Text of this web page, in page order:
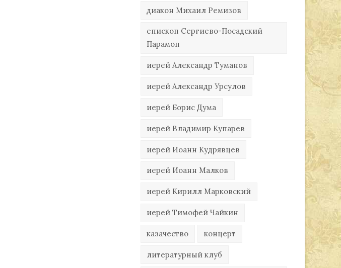
диакон Михаил Ремизов
епископ Сергиево-Посадский
Парамон
иерей Александр Туманов
иерей Александр Урсулов
иерей Борис Дума
иерей Владимир Купарев
иерей Иоанн Кудрявцев
иерей Иоанн Малков
иерей Кирилл Марковский
иерей Тимофей Чайкин
казачество концерт
литературный клуб